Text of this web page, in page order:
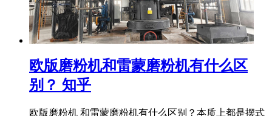
欧版磨粉机和雷蒙磨粉机有什么区
别？ 知乎
欧版磨粉机 和雷蒙磨粉机有什么区别？本质上都是摆式